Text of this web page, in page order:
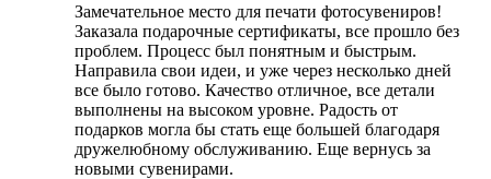
Замечательное место для печати фотосувениров!
Заказала подарочные сертификаты, все прошло без
проблем. Процесс был понятным и быстрым.
Направила свои идеи, и уже через несколько дней
все было готово. Качество отличное, все детали
выполнены на высоком уровне. Радость от
подарков могла бы стать еще большей благодаря
дружелюбному обслуживанию. Еще вернусь за
новыми сувенирами.